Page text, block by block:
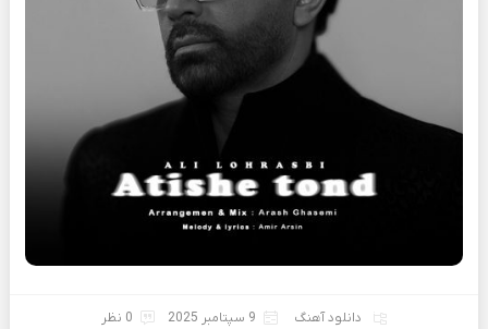
دانلود آهنگ 9 سپتامبر 2025 0 نظر